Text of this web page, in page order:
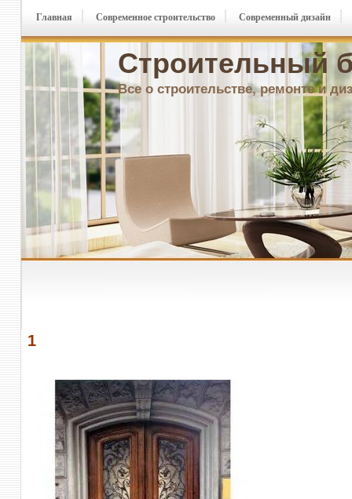
Строительный
Все о строительстве, ремонте и
Главная Современное строительство Современный дизайн
1